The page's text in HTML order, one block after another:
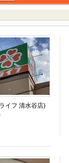
イフ 清水谷店)